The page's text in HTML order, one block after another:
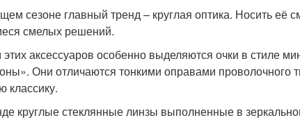
сезоне главный тренд – круглая оптика. Носить её
смелых решений.
аксессуаров особенно выделяются очки в стиле
Они отличаются тонкими оправами проволочного
классику.
круглые стеклянные линзы выполненные в